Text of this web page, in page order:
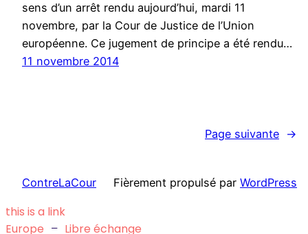
sens d’un arrêt rendu aujourd’hui, mardi 11
novembre, par la Cour de Justice de l’Union
européenne. Ce jugement de principe a été rendu…
11 novembre 2014
Page suivante →
ContreLaCour Fièrement propulsé par WordPress
this is a link
Europe – Libre échange